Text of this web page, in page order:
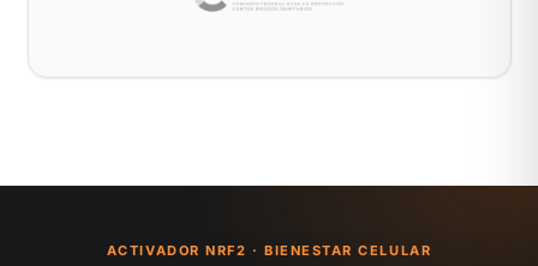
ACTIVADOR NRF2 · BIENESTAR CELULAR